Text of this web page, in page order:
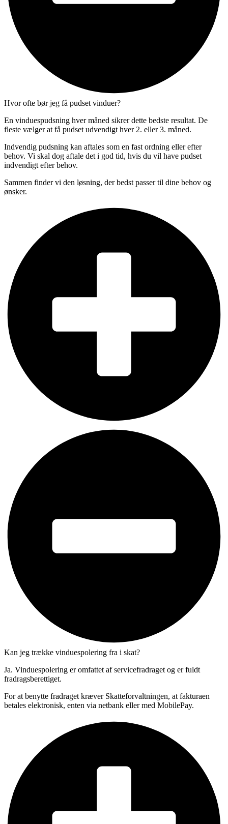
Hvor ofte bør jeg få pudset vinduer?
En vinduespudsning hver måned sikrer dette bedste resultat. De
fleste vælger at få pudset udvendigt hver 2. eller 3. måned.
Indvendig pudsning kan aftales som en fast ordning eller efter
behov. Vi skal dog aftale det i god tid, hvis du vil have pudset
indvendigt efter behov.
Sammen finder vi den løsning, der bedst passer til dine behov og
ønsker.
Kan jeg trække vinduespolering fra i skat?
Ja. Vinduespolering er omfattet af servicefradraget og er fuldt
fradragsberettiget.
For at benytte fradraget kræver Skatteforvaltningen, at fakturaen
betales elektronisk, enten via netbank eller med MobilePay.